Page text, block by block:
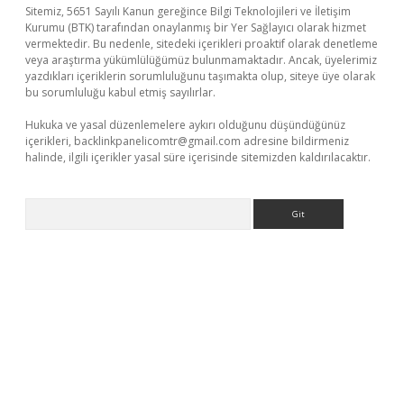
Sitemiz, 5651 Sayılı Kanun gereğince Bilgi Teknolojileri ve İletişim
Kurumu (BTK) tarafından onaylanmış bir Yer Sağlayıcı olarak hizmet
vermektedir. Bu nedenle, sitedeki içerikleri proaktif olarak denetleme
veya araştırma yükümlülüğümüz bulunmamaktadır. Ancak, üyelerimiz
yazdıkları içeriklerin sorumluluğunu taşımakta olup, siteye üye olarak
bu sorumluluğu kabul etmiş sayılırlar.
Hukuka ve yasal düzenlemelere aykırı olduğunu düşündüğünüz
içerikleri, backlinkpanelicomtr@gmail.com adresine bildirmeniz
halinde, ilgili içerikler yasal süre içerisinde sitemizden kaldırılacaktır.